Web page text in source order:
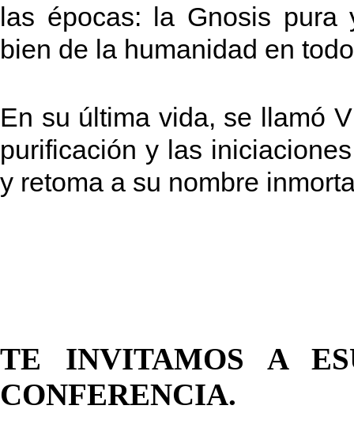
las épocas: la Gnosis
bien de la humanidad en
En su última vida, se llamó
purificación y las
y retoma a su nombre
TE INVITAMOS A
CONFERENCIA.